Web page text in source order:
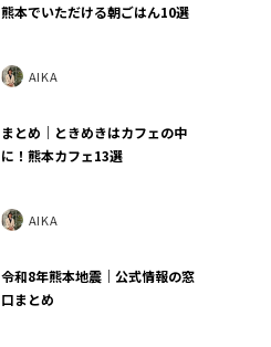
熊本でいただける朝ごはん10選
AIKA
まとめ｜ときめきはカフェの中
に！熊本カフェ13選
AIKA
令和8年熊本地震｜公式情報の窓
口まとめ